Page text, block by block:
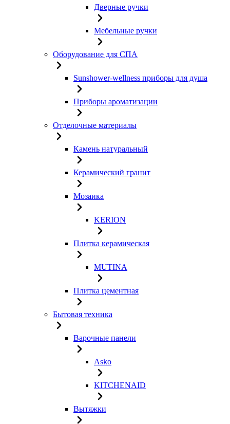
Дверные ручки
Мебельные ручки
Оборудование для СПА
Sunshower-wellness приборы для душа
Приборы ароматизации
Отделочные материалы
Камень натуральный
Керамический гранит
Мозаика
KERION
Плитка керамическая
MUTINA
Плитка цементная
Бытовая техника
Варочные панели
Asko
KITCHENAID
Вытяжки